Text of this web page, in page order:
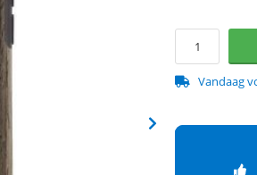
Vandaag